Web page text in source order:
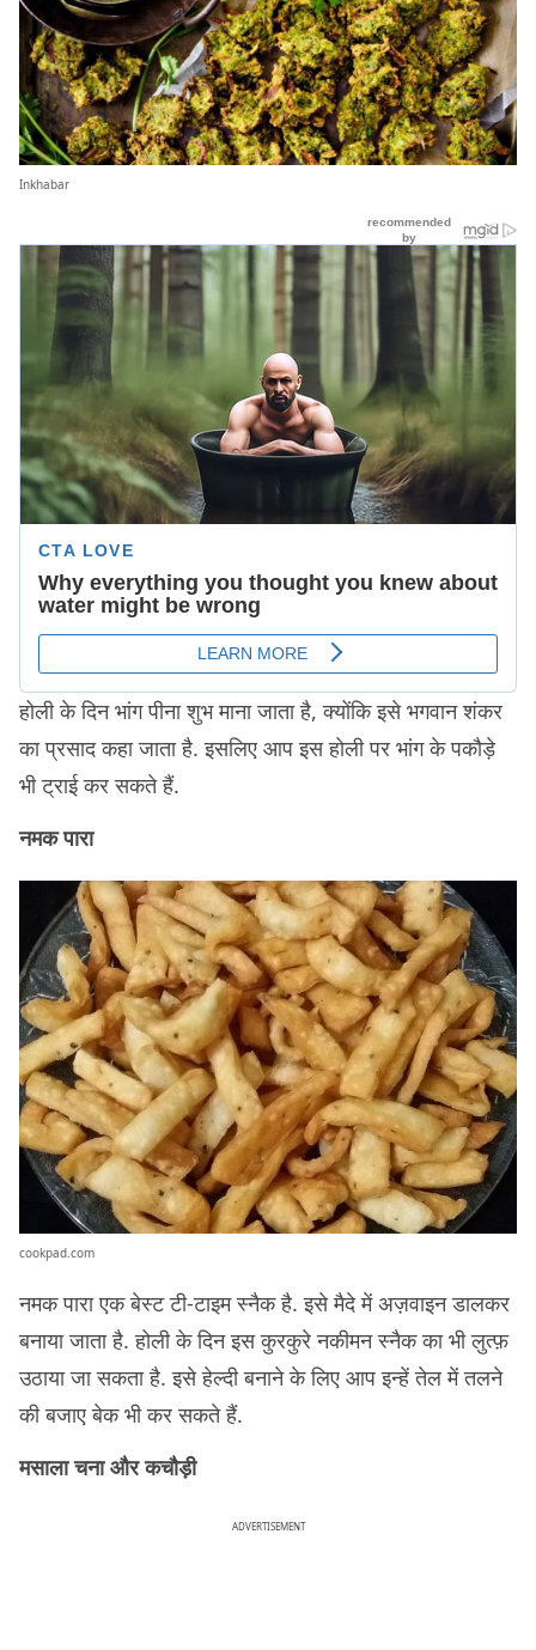
Inkhabar
होली के दिन भांग पीना शुभ माना जाता है, क्योंकि इसे भगवान शंकर
का प्रसाद कहा जाता है. इसलिए आप इस होली पर भांग के पकौड़े
भी ट्राई कर सकते हैं.
नमक पारा
cookpad.com
नमक पारा एक बेस्ट टी-टाइम स्नैक है. इसे मैदे में अज़वाइन डालकर
बनाया जाता है. होली के दिन इस कुरकुरे नकीमन स्नैक का भी लुत्फ़
उठाया जा सकता है. इसे हेल्दी बनाने के लिए आप इन्हें तेल में तलने
की बजाए बेक भी कर सकते हैं.
मसाला चना और कचौड़ी
ADVERTISEMENT